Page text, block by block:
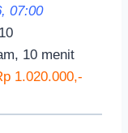
07:00
10 menit
1.020.000,-